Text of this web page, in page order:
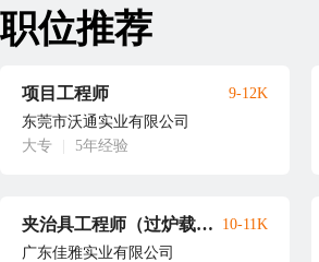
职位推荐
项目工程师
东莞市沃通实业有限公司
大专
5年经验
9-12K
夹治具工程师（过炉载具）
广东佳雅实业有限公司
10-11K